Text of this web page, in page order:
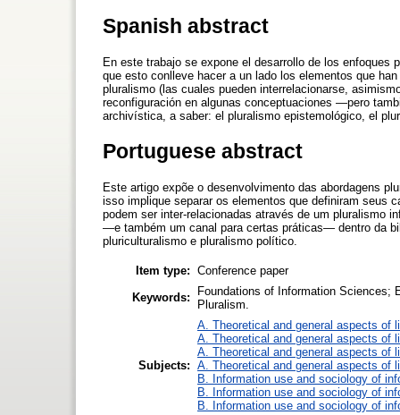
Spanish abstract
En este trabajo se expone el desarrollo de los
que esto conlleve hacer a un lado los elementos que
pluralismo (las cuales pueden interrelacionarse,
reconfiguración en algunas conceptuaciones —pero
archivística, a saber: el pluralismo epistemológico, el
Portuguese abstract
Este artigo expõe o desenvolvimento das abordagens
isso implique separar os elementos que definiram seus
podem ser inter-relacionadas através de um pluralismo
—e também um canal para certas práticas— dentro da
pluriculturalismo e pluralismo político.
Item type: Conference paper
Keywords:
Foundations of Information Sciences;
Pluralism.
Subjects:
A. Theoretical and general aspects of
A. Theoretical and general aspects of
A. Theoretical and general aspects of
A. Theoretical and general aspects of
B. Information use and sociology of
B. Information use and sociology of
B. Information use and sociology of